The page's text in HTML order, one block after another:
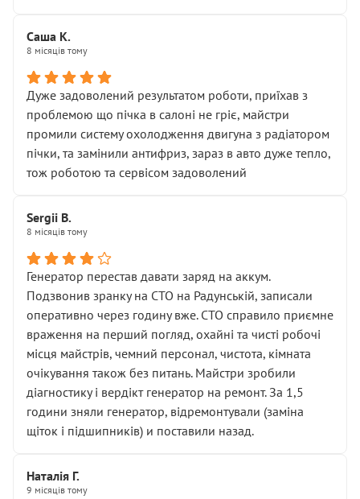
Саша К.
8 місяців тому
Дуже задоволений результатом роботи, приїхав з
проблемою що пічка в салоні не гріє, майстри
промили систему охолодження двигуна з радіатором
пічки, та замінили антифриз, зараз в авто дуже тепло,
тож роботою та сервісом задоволений
Sergii B.
8 місяців тому
Генератор перестав давати заряд на аккум.
Подзвонив зранку на СТО на Радунській, записали
оперативно через годину вже. СТО справило приємне
враження на перший погляд, охайні та чисті робочі
місця майстрів, чемний персонал, чистота, кімната
очікування також без питань. Майстри зробили
діагностику і вердікт генератор на ремонт. За 1,5
години зняли генератор, відремонтували (заміна
щіток і підшипників) и поставили назад.
Наталія Г.
9 місяців тому